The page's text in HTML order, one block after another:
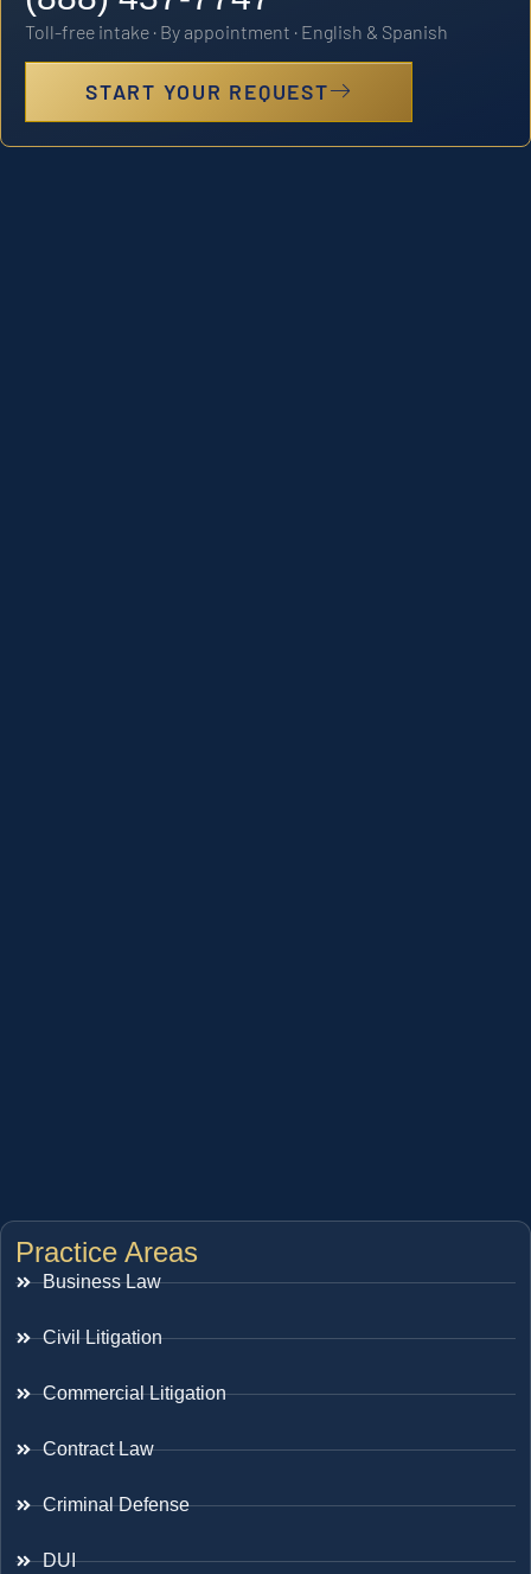
Toll-free intake · By appointment · English & Spanish
START YOUR REQUEST
Practice Areas
Business Law
Civil Litigation
Commercial Litigation
Contract Law
Criminal Defense
DUI